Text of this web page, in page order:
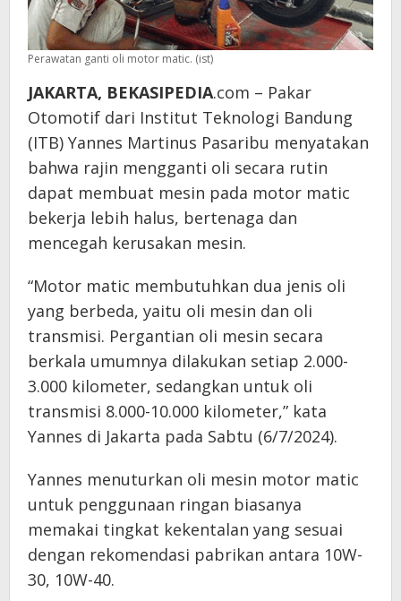
Perawatan ganti oli motor matic. (ist)
JAKARTA, BEKASIPEDIA.com – Pakar
Otomotif dari Institut Teknologi Bandung
(ITB) Yannes Martinus Pasaribu menyatakan
bahwa rajin mengganti oli secara rutin
dapat membuat mesin pada motor matic
bekerja lebih halus, bertenaga dan
mencegah kerusakan mesin.
“Motor matic membutuhkan dua jenis oli
yang berbeda, yaitu oli mesin dan oli
transmisi. Pergantian oli mesin secara
berkala umumnya dilakukan setiap 2.000-
3.000 kilometer, sedangkan untuk oli
transmisi 8.000-10.000 kilometer,” kata
Yannes di Jakarta pada Sabtu (6/7/2024).
Yannes menuturkan oli mesin motor matic
untuk penggunaan ringan biasanya
memakai tingkat kekentalan yang sesuai
dengan rekomendasi pabrikan antara 10W-
30, 10W-40.